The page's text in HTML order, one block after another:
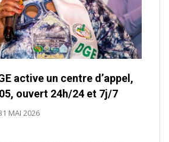
active un centre d’appel,
ouvert 24h/24 et 7j/7
MAI 2026